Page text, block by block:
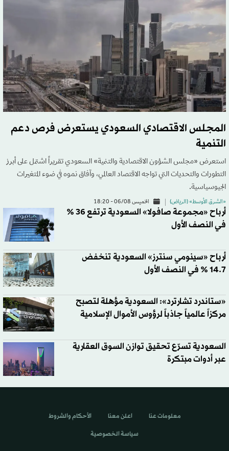
المجلس الاقتصادي السعودي يستعرض فرص دعم
التنمية
استعرض «مجلس الشؤون الاقتصادية والتنمية» السعودي تقريراً اشتمل على أبرز
التطورات والتحديات التي تواجه الاقتصاد العالمي، وآفاق نموه في ضوء المتغيرات
الجيوسياسية.
«الشرق الأوسط» (الرياض) الخميس 06/08 - 18:20
أرباح «مجموعة صافولا» السعودية ترتفع 36 %
في النصف الأول
أرباح «سينومي سنترز» السعودية تنخفض
14.7 % في النصف الأول
«ستاندرد تشارترد»: السعودية مؤهلة لتصبح
مركزاً عالمياً جاذباً لرؤوس الأموال الإسلامية
السعودية تسرّع تحقيق توازن السوق العقارية
عبر أدوات مبتكرة
معلومات عنا اعلن معنا الأحكام والشروط
سياسة الخصوصية